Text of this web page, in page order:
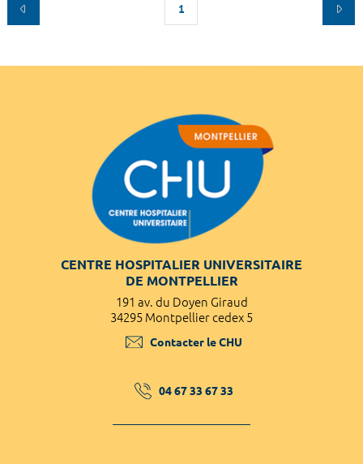
1
CENTRE HOSPITALIER UNIVERSITAIRE
DE MONTPELLIER
191 av. du Doyen Giraud
34295 Montpellier cedex 5
Contacter le CHU
04 67 33 67 33